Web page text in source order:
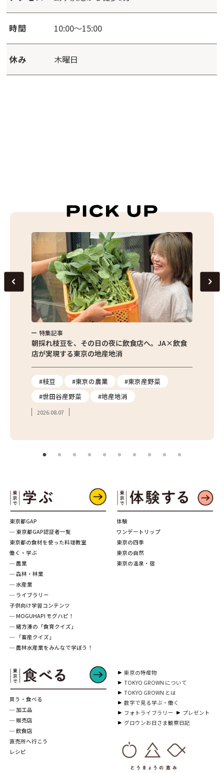
時間 10:00～15:00
休み 木曜日
特集記事
朝採れ枝豆を、その日の夜に飲食店へ。JA×飲食
店が実現する東京の地産地消
#枝豆 #東京の農業
#東京産野菜
#世田谷産野菜
#地産地消
2026.08.07
東京都GAP
─ 東京都GAP認証者一覧
東京都の食材を使った料理教室
働く・学ぶ
─ 農業
─ 森林・林業
─ 水産業
─ ライブラリー
子供向け学習コンテンツ
─ MOGUHAPI モグハピ！
─ 緒方湊の「食育クイズ」
─ 「畜産クイズ」
─ 農林水産業をみんなで学ぼう！
買う・食べる
─ 加工品
─ 販売店
─ 飲食店
直売所へ行こう
レシピ
体験
ワンデートリップ
東京の四季
東京の自然
東京の温泉・宿
東京の特産物
TOKYO GROWN について
TOKYO GROWN とは
数字で見る学ぶ・働く
フォトライブラリー
プレゼント
グロウンお日さま観察日記